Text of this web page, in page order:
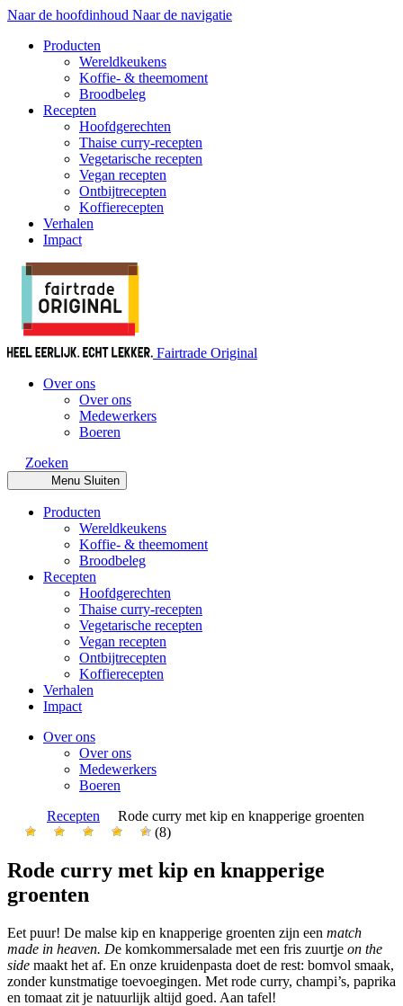
Naar de hoofdinhoud Naar de navigatie
Producten
Wereldkeukens
Koffie- & theemoment
Broodbeleg
Recepten
Hoofdgerechten
Thaise curry-recepten
Vegetarische recepten
Vegan recepten
Ontbijtrecepten
Koffierecepten
Verhalen
Impact
Fairtrade Original
Over ons
Over ons
Medewerkers
Boeren
Zoeken
Menu Sluiten
Producten
Wereldkeukens
Koffie- & theemoment
Broodbeleg
Recepten
Hoofdgerechten
Thaise curry-recepten
Vegetarische recepten
Vegan recepten
Ontbijtrecepten
Koffierecepten
Verhalen
Impact
Over ons
Over ons
Medewerkers
Boeren
Recepten
Rode curry met kip en knapperige groenten
(8)
Rode curry met kip en knapperige
groenten
Eet puur! De malse kip en knapperige groenten zijn een match
made in heaven. De komkommersalade met een fris zuurtje on the
side maakt het af. En onze kruidenpasta doet de rest: bomvol smaak,
zonder kunstmatige toevoegingen. Met rode curry, champi’s, paprika
en tomaat zit je natuurlijk altijd goed. Aan tafel!